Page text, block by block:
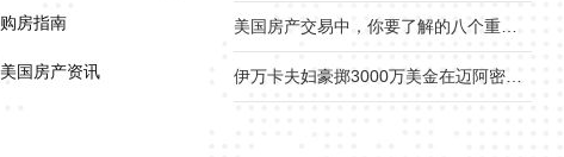
购房指南
美国房产资讯